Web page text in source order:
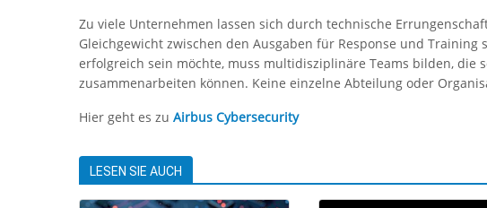
Zu viele Unternehmen lassen sich durch technische
Gleichgewicht zwischen den Ausgaben für Response und
erfolgreich sein möchte, muss multidisziplinäre Teams bilden, die
zusammenarbeiten können. Keine einzelne Abteilung oder
Hier geht es zu Airbus Cybersecurity
LESEN SIE AUCH